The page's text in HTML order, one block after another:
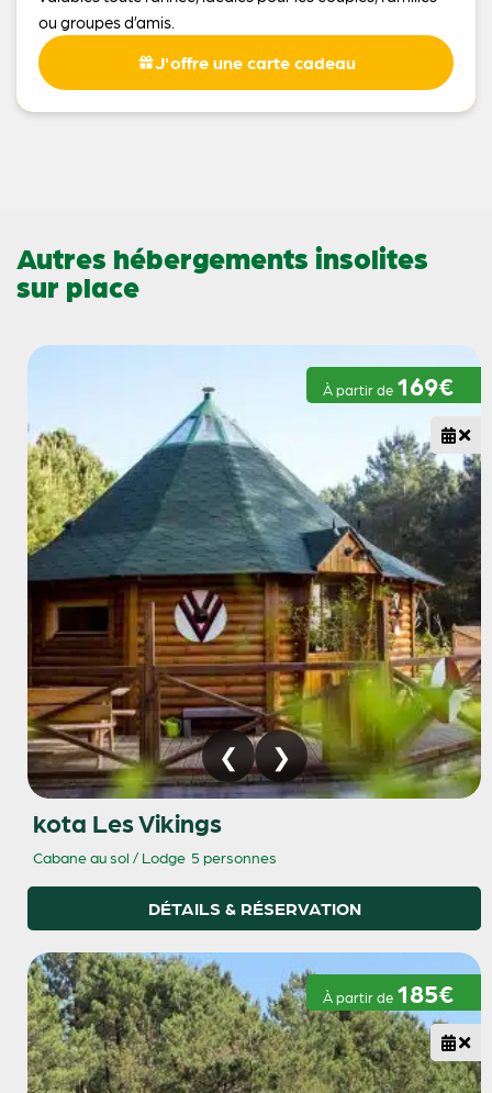
ou groupes d’amis.
J'offre une carte cadeau
Autres hébergements insolites
sur place
À partir de 169€
kota Les Vikings
Cabane au sol / Lodge 5 personnes
DÉTAILS & RÉSERVATION
À partir de 185€